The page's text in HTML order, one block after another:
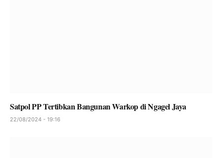
Satpol PP Tertibkan Bangunan Warkop di Ngagel Jaya
22/08/2024 - 19:16